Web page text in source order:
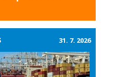
31. 7. 2026